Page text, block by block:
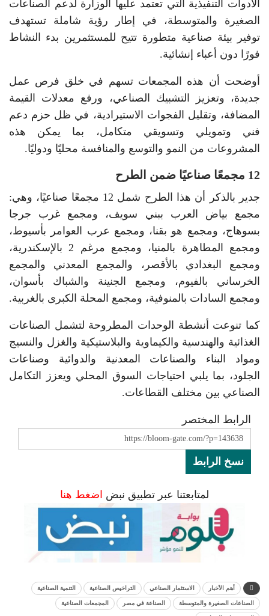
الأدوات التنفيذية التي تعتمد عليها الوزارة لدعم الصناعات
الصغيرة والمتوسطة، في إطار رؤية شاملة تستهدف
توفير بيئة صناعية متطورة تتيح للمستثمرين بدء النشاط
فورًا دون أعباء إنشائية.
أوضحت أن هذه المجمعات تسهم في خلق فرص عمل
جديدة، وتعزيز التشبيك الصناعي، ورفع معدلات القيمة
المضافة، وتقليل الفجوات الاستيرادية، في ظل حزم دعم
فني وتمويلي وتسويقي متكامل، بما يمكن هذه
المشروعات من النمو والتوسع والمنافسة محليًا ودوليًا.
12 مجمعًا صناعيًا ضمن الطرح
جدير بالذكر أن هذا الطرح شمل 12 مجمعًا صناعيًا، وهي:
مجمع بياض العرب ببني سويف، ومجمع غرب جرجا
بسوهاج، ومجمع هو بقنا، ومجمع عرب العوامر بأسيوط،
ومجمع المطاهرة بالمنيا، ومجمع مرغم 2 بالإسكندرية،
ومجمع البغدادي بالأقصر، والمجمع المعدني والمجمع
الخرساني بالفيوم، ومجمع الجنينة والشباك بأسوان،
ومجمع السادات بالمنوفية، ومجمع المحلة الكبرى بالغربية.
كما تنوعت أنشطة الوحدات المطروحة لتشمل الصناعات
الغذائية والهندسية والكيماوية والبلاستيكية والغزل والنسيج
ومواد البناء والصناعات المعدنية والدوائية وصناعات
الجلود، بما يلبي احتياجات السوق المحلي ويعزز التكامل
الصناعي بين مختلف القطاعات.
الرابط المختصر
نسخ الرابط
لمتابعتنا عبر تطبيق نبض اضغط هنا
أهم الأخبار الاستثمار الصناعي التراخيص الصناعية التنمية الصناعية
الصناعات الصغيرة والمتوسطة الصناعة في مصر المجمعات الصناعية